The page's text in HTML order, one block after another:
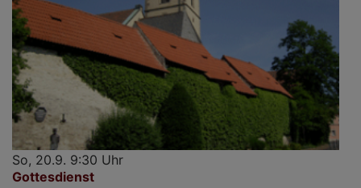
So, 20.9. 9:30 Uhr
Gottesdienst